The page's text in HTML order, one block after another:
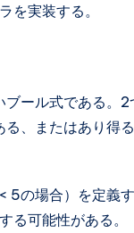
を実装する。
ール式である。
、またはあり得
5の場合）を定義
る可能性がある。